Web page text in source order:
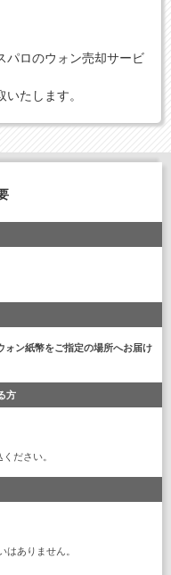
パロのウォン売却サービ
たします。
ォン紙幣をご指定の場所へお届け
方
ださい。
ありません。